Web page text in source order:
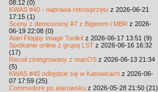
08:12 (0)
KWAS #40 - naprawa retrosprzętu z 2026-06-21
17:15 (1)
Sceny z demosceny #7 z Bigerem i MBR z 2026-
06-19 22:08 (0)
Atari Floppy Image Toolkit z 2026-06-17 13:51 (9)
Spotkanie online z grupą LST z 2026-06-16 16:32
(17)
Recoil zintegrowany z macOS z 2026-06-13 21:34
(5)
KWAS #40 odbędzie się w Katowicach z 2026-06-
07 17:59 (25)
Commodore po atarowsku z 2026-05-28 21:50 (21)